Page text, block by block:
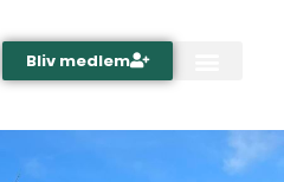
Bliv medlem